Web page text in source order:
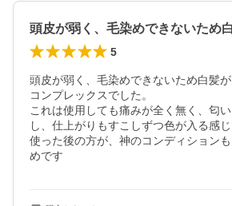
5
頭皮が弱く、毛染めできないため白髪
コンプレックスでした。
これは使用しても痛みが全く無く、匂
し、仕上がりもすこしずつ色が入る感
使った後の方が、神のコンディション
めです